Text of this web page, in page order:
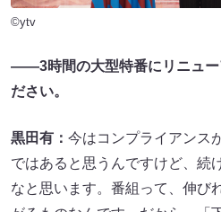
©ytv
――3時間の大型特番にリニュー
ださい。
黒田有： 今はコンプライアンス
ではあると思うんですけど、続
なと思います。番組って、伸び